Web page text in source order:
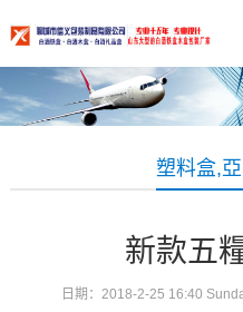
塑料盒,
新款五
日期：2018-2-25 16:40